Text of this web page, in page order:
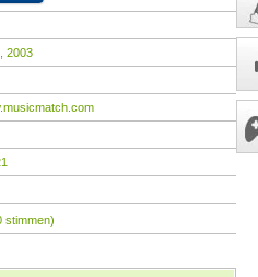
2003
stimmen)